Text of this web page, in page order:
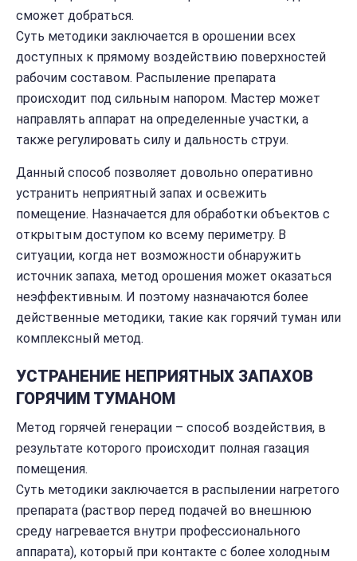
сможет добраться.
Суть методики заключается в орошении всех
доступных к прямому воздействию поверхностей
рабочим составом. Распыление препарата
происходит под сильным напором. Мастер может
направлять аппарат на определенные участки, а
также регулировать силу и дальность струи.
Данный способ позволяет довольно оперативно
устранить неприятный запах и освежить
помещение. Назначается для обработки объектов с
открытым доступом ко всему периметру. В
ситуации, когда нет возможности обнаружить
источник запаха, метод орошения может оказаться
неэффективным. И поэтому назначаются более
действенные методики, такие как горячий туман или
комплексный метод.
УСТРАНЕНИЕ НЕПРИЯТНЫХ ЗАПАХОВ
ГОРЯЧИМ ТУМАНОМ
Метод горячей генерации – способ воздействия, в
результате которого происходит полная газация
помещения.
Суть методики заключается в распылении нагретого
препарата (раствор перед подачей во внешнюю
среду нагревается внутри профессионального
аппарата), который при контакте с более холодным